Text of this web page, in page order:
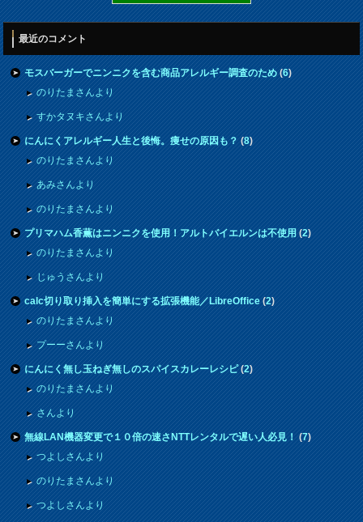
最近のコメント
モスバーガーでニンニクを含む商品アレルギー調査のため(6)
のりたまさんより
すかタヌキさんより
にんにくアレルギー人生と後悔。痩せの原因も？(8)
のりたまさんより
あみさんより
のりたまさんより
プリマハム香薫はニンニクを使用！アルトバイエルンは不使用(2)
のりたまさんより
じゅうさんより
calc切り取り挿入を簡単にする拡張機能／LibreOffice(2)
のりたまさんより
プーーさんより
にんにく無し玉ねぎ無しのスパイスカレーレシピ(2)
のりたまさんより
さんより
無線LAN機器変更で１０倍の速さNTTレンタルで遅い人必見！(7)
つよしさんより
のりたまさんより
つよしさんより